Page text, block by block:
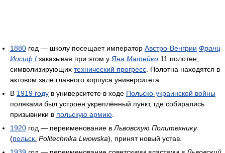
1880 год — школу посещает император Австро-Венгрии Франц
Иосиф I заказывая при этом у Яна Матейко 11 полотен,
символизирующих технический прогресс . Полотна находятся в
актовом зале главного корпуса университета.
В 1919 году в университете в ходе Польско-украинской войны
поляками был устроен укреплённый пункт, где собирались
призывники в польскую армию
1920 год — переименование в Львовскую Политехнику
(польск. Politechnika Lwowska), принят новый устав.